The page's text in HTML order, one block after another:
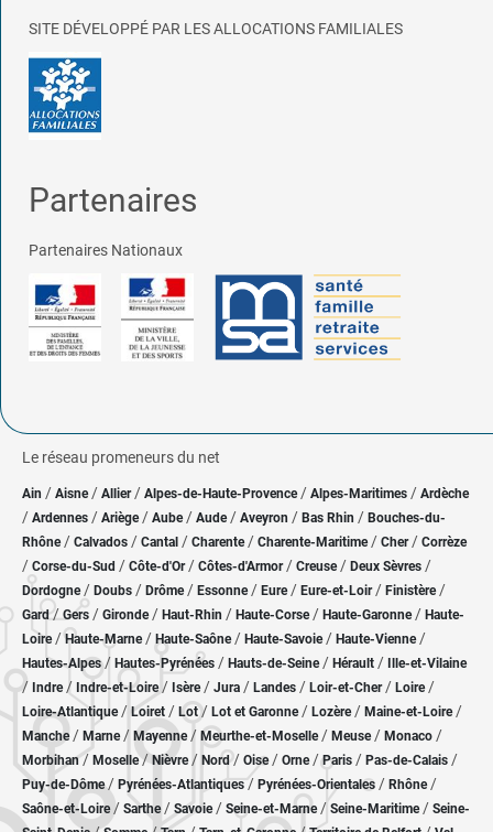
SITE DÉVELOPPÉ PAR LES ALLOCATIONS FAMILIALES
Partenaires
Partenaires Nationaux
Le réseau promeneurs du net
Ain / Aisne/ Allier/ Alpes-de-Haute-Provence / Alpes-Maritimes / Ardèche
/ Ardennes / Ariège/ Aube/ Aude / Aveyron / Bas Rhin / Bouches-du-
Rhône/ Calvados / Cantal / Charente / Charente-Maritime/ Cher / Corrèze
/ Corse-du-Sud / Côte-d'Or / Côtes-d'Armor/ Creuse/ Deux Sèvres /
Dordogne/ Doubs / Drôme/ Essonne / Eure/ Eure-et-Loir / Finistère/
Gard/Gers / Gironde/ Haut-Rhin / Haute-Corse/ Haute-Garonne/ Haute-
Loire/Haute-Marne/ Haute-Saône/ Haute-Savoie/ Haute-Vienne/
Hautes-Alpes/ Hautes-Pyrénées / Hauts-de-Seine/ Hérault / Ille-et-Vilaine
/ Indre/ Indre-et-Loire/ Isère/ Jura / Landes / Loir-et-Cher/ Loire/
Loire-Atlantique/ Loiret / Lot/ Lot et Garonne/ Lozère / Maine-et-Loire/
Manche/ Marne/ Mayenne/ Meurthe-et-Moselle/ Meuse/ Monaco /
Morbihan/ Moselle/ Nièvre / Nord/ Oise / Orne/Paris / Pas-de-Calais /
Puy-de-Dôme/ Pyrénées-Atlantiques / Pyrénées-Orientales / Rhône/
Saône-et-Loire/ Sarthe/ Savoie/ Seine-et-Marne/ Seine-Maritime/ Seine-